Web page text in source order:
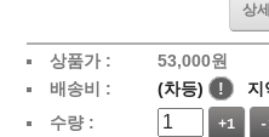
상
상품가 : 53,000원
배송비 :
(차등) ! 지
수량 :
+1